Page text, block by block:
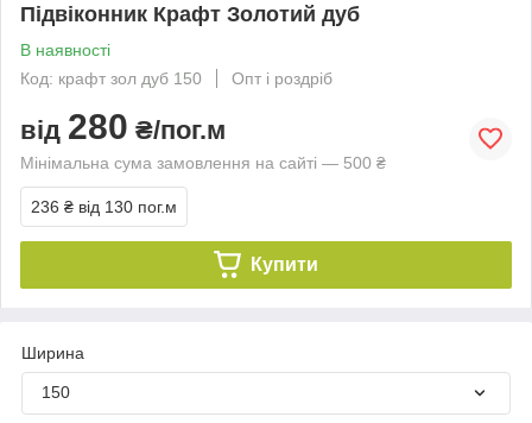
Підвіконник Крафт Золотий дуб
В наявності
Код: крафт зол дуб 150
Опт і роздріб
від 280 ₴/пог.м
Мінімальна сума замовлення на сайті — 500 ₴
236 ₴ від 130 пог.м
Купити
Ширина
150